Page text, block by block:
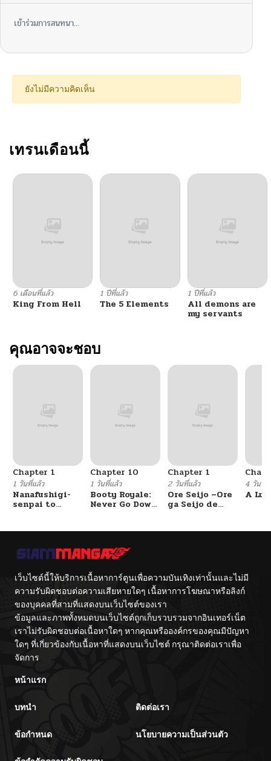
05/12/2026
ตอนที่ 45 05/12/2026
ตอนที่ 43
ตอนที่ 42
ตอนที่ 40 05/12/2026
ตอนที่ 39
ตอนที่ 38 05/12/2026
ตอนที่ 37
ตอนที่ 33 05/12/2026
ตอนที่ 32
ตอนที่ 30 05/12/2026
ตอนที่ 29 05/12/2026
ตอนที่ 28 05/12/2026
ตอนที่ 27
ตอนที่ 26
เข้าร่วมการสนทนา...
ยังไม่มีความคิดเห็น
เทรนเดือนนี้
6 เดือนที่แล้ว
King From Hell
1 ปีที่แล้ว
The 5 Elements
1 ปีที่แล้ว
All demons are
my servants
คุณอาจจะชอบ
Chapter 1
1 วันที่แล้ว
Nanafushigi-
senpai to
Chapter 10
1 วันที่แล้ว
Booty Royale:
Never Go Down
Chapter 1
2 วันที่แล้ว
Ore Seijo ~Ore
ga Seijo de
Tag Otome
4 วันที่
A
เว็บไซต์นี้ให้บริการเนื้อหาการ์ตูนเพื่อความบันเทิงเท่านั้นและไม่มี
ความรับผิดชอบต่อความเสียหายใดๆ เนื้อหาการโฆษณาหรือลิงก์
ของบุคคลที่สามที่แสดงบนเว็บไซต์ของเรา
ข้อมูลและภาพทั้งหมดบนเว็บไซต์ถูกเก็บรวบรวมจากอินเทอร์เน็ต
เราไม่รับผิดชอบต่อเนื้อหาใดๆ หากคุณหรือองค์กรของคุณมีปัญหา
ใดๆ ที่เกี่ยวข้องกับเนื้อหาที่แสดงบนเว็บไซต์ กรุณาติดต่อเราเพื่อ
จัดการ
หน้าแรก
บทนำ ติดต่อเรา
ข้อกำหนด นโยบายความเป็นส่วนตัว